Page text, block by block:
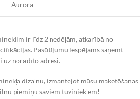
Aurora
ir līdz 2 nedēļām, atkarībā no
Pasūtījumu iespējams saņemt
uz norādīto adresi.
dizainu, izmantojot mūsu maketēšanas
piemiņu saviem tuviniekiem!